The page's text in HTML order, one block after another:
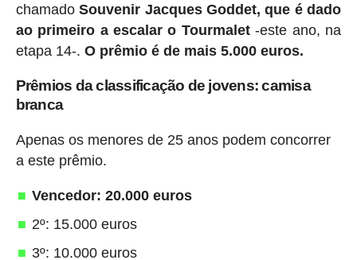
chamadoSouvenir Jacques Goddet, que é dado
ao primeiro a escalar o Tourmalet-este ano, na
etapa 14-. O prêmio é de mais 5.000 euros.
Prêmios da classificação de jovens: camisa
branca
Apenas os menores de 25 anos podem concorrer
a este prêmio.
Vencedor: 20.000 euros
2º: 15.000 euros
3º: 10.000 euros